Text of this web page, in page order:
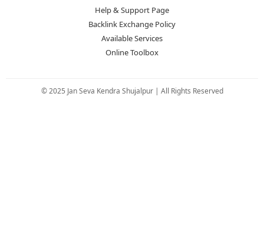
Help & Support Page
Backlink Exchange Policy
Available Services
Online Toolbox
© 2025 Jan Seva Kendra Shujalpur | All Rights Reserved